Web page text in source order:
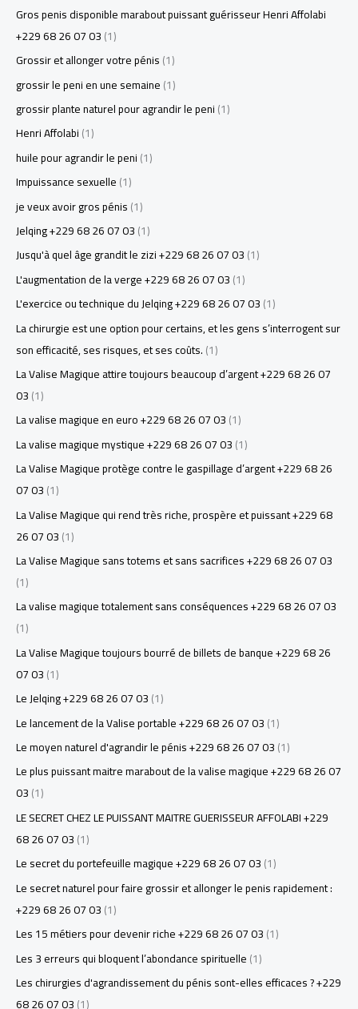
Gros penis disponible marabout puissant guérisseur Henri Affolabi
+229 68 26 07 03(1)
Grossir et allonger votre pénis(1)
grossir le peni en une semaine(1)
grossir plante naturel pour agrandir le peni(1)
Henri Affolabi(1)
huile pour agrandir le peni(1)
Impuissance sexuelle(1)
je veux avoir gros pénis(1)
Jelqing +229 68 26 07 03(1)
Jusqu'à quel âge grandit le zizi +229 68 26 07 03(1)
L'augmentation de la verge +229 68 26 07 03(1)
L'exercice ou technique du Jelqing +229 68 26 07 03(1)
La chirurgie est une option pour certains, et les gens s’interrogent sur
son efficacité, ses risques, et ses coûts.(1)
La Valise Magique attire toujours beaucoup d’argent +229 68 26 07
03(1)
La valise magique en euro +229 68 26 07 03(1)
La valise magique mystique +229 68 26 07 03(1)
La Valise Magique protège contre le gaspillage d’argent +229 68 26
07 03(1)
La Valise Magique qui rend très riche, prospère et puissant +229 68
26 07 03(1)
La Valise Magique sans totems et sans sacrifices +229 68 26 07 03
(1)
La valise magique totalement sans conséquences +229 68 26 07 03
(1)
La Valise Magique toujours bourré de billets de banque +229 68 26
07 03(1)
Le Jelqing +229 68 26 07 03(1)
Le lancement de la Valise portable +229 68 26 07 03(1)
Le moyen naturel d'agrandir le pénis +229 68 26 07 03(1)
Le plus puissant maitre marabout de la valise magique +229 68 26 07
03(1)
LE SECRET CHEZ LE PUISSANT MAITRE GUERISSEUR AFFOLABI +229
68 26 07 03(1)
Le secret du portefeuille magique +229 68 26 07 03(1)
Le secret naturel pour faire grossir et allonger le penis rapidement :
+229 68 26 07 03(1)
Les 15 métiers pour devenir riche +229 68 26 07 03(1)
Les 3 erreurs qui bloquent l’abondance spirituelle(1)
Les chirurgies d'agrandissement du pénis sont-elles efficaces ? +229
68 26 07 03(1)